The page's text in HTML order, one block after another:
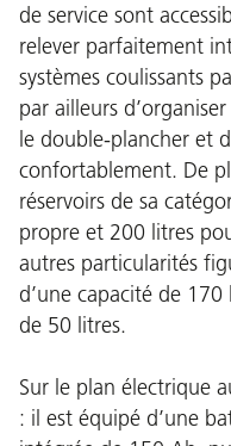
de service sont
relever parfaitement
systèmes coulissants
par ailleurs
le double-plancher et
confortablement. De
réservoirs de sa
propre et 200 litres
autres particularités
d’une capacité de
de 50 litres.
Sur le plan électrique
: il est équipé d’une